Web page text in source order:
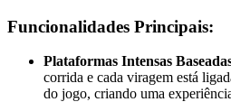
Funcionalidades Principais:
Plataformas Intensas
corrida e cada viragem está
do jogo, criando uma